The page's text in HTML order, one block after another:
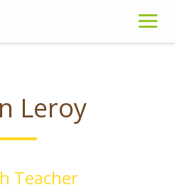
Leroy
Teacher